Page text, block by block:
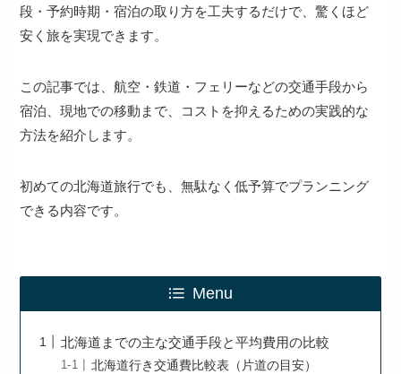
段・予約時期・宿泊の取り方を工夫するだけで、驚くほど
安く旅を実現できます。
この記事では、航空・鉄道・フェリーなどの交通手段から
宿泊、現地での移動まで、コストを抑えるための実践的な
方法を紹介します。
初めての北海道旅行でも、無駄なく低予算でプランニング
できる内容です。
Menu
北海道までの主な交通手段と平均費用の比較
北海道行き交通費比較表（片道の目安）